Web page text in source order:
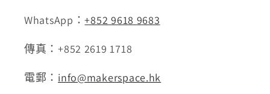
WhatsApp：+852 9618 9683
傳真：+852 2619 1718
電郵： info@makerspace.hk